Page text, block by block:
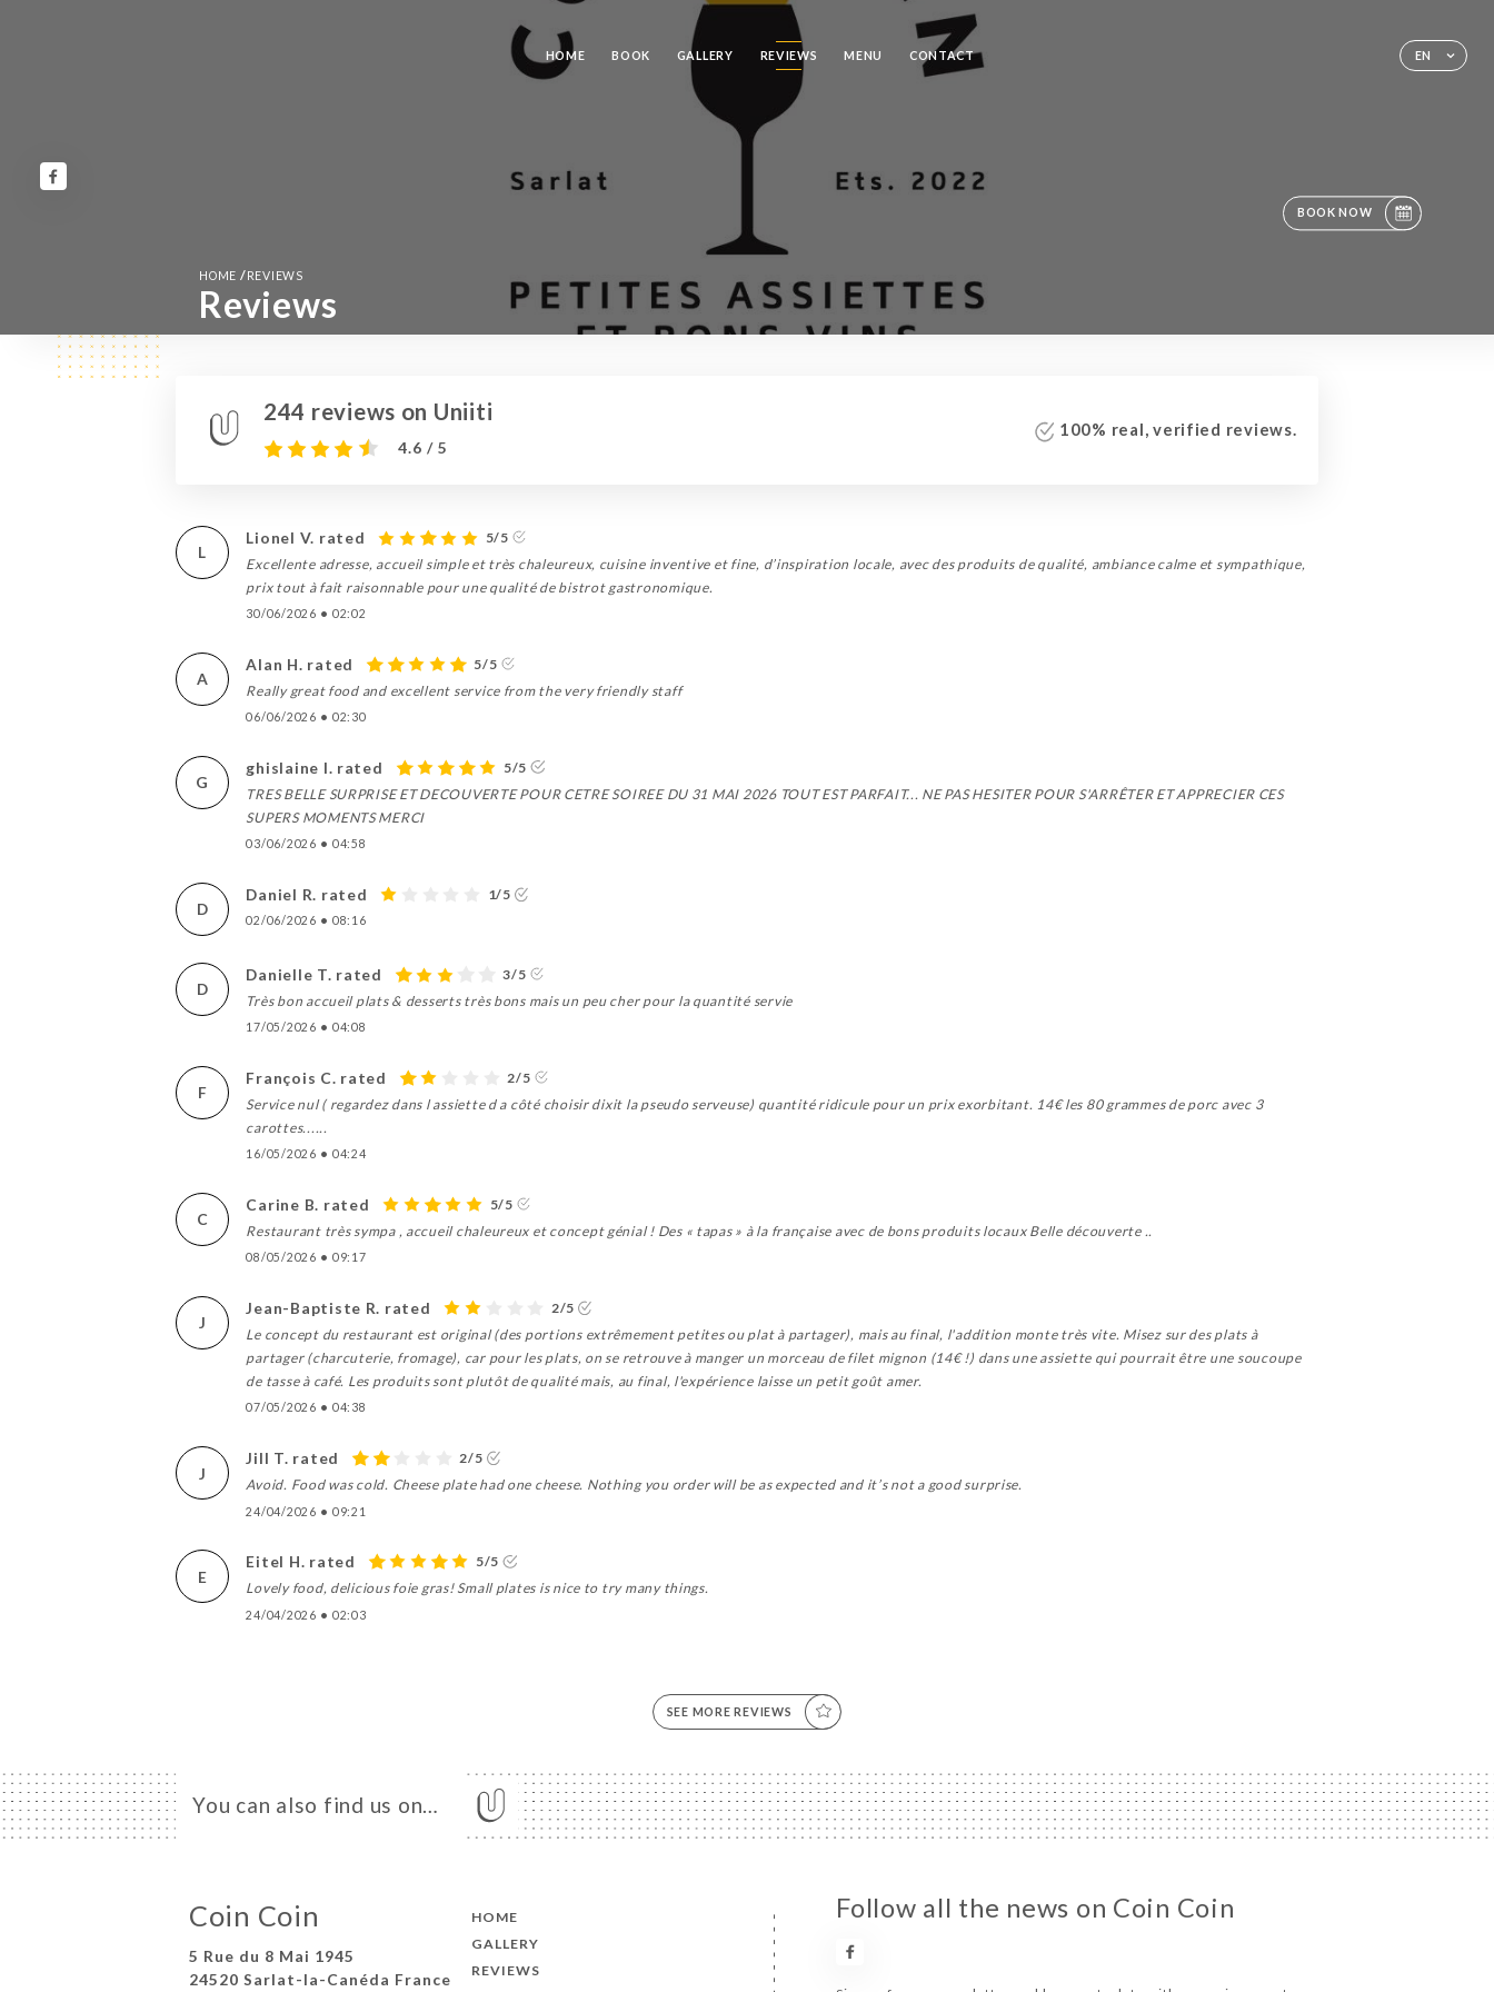
EN
HOME BOOK GALLERY REVIEWS MENU CONTACT
BOOK NOW
HOME / REVIEWS
Reviews
244 reviews on Uniiti
4.6 / 5
100% real, verified reviews.
L
Lionel V. rated
5/5
Excellente adresse, accueil simple et très chaleureux, cuisine inventive et fine, d’inspiration locale, avec des produits de qualité, ambiance calme et sympathique,
prix tout à fait raisonnable pour une qualité de bistrot gastronomique.
30/06/2026 • 02:02
A
Alan H. rated
5/5
Really great food and excellent service from the very friendly staff
06/06/2026 • 02:30
G
ghislaine l. rated
5/5
TRES BELLE SURPRISE ET DECOUVERTE POUR CETRE SOIREE DU 31 MAI 2026 TOUT EST PARFAIT... NE PAS HESITER POUR S'ARRÊTER ET APPRECIER CES
SUPERS MOMENTS MERCI
03/06/2026 • 04:58
D
Daniel R. rated 1/5
02/06/2026 • 08:16
D
Danielle T. rated
3/5
Très bon accueil plats & desserts très bons mais un peu cher pour la quantité servie
17/05/2026 • 04:08
F
François C. rated
2/5
Service nul ( regardez dans l assiette d a côté choisir dixit la pseudo serveuse) quantité ridicule pour un prix exorbitant. 14€ les 80 grammes de porc avec 3
carottes......
16/05/2026 • 04:24
C
Carine B. rated
5/5
Restaurant très sympa , accueil chaleureux et concept génial ! Des « tapas » à la française avec de bons produits locaux Belle découverte ..
08/05/2026 • 09:17
J
Jean-Baptiste R. rated
2/5
Le concept du restaurant est original (des portions extrêmement petites ou plat à partager), mais au final, l'addition monte très vite. Misez sur des plats à
partager (charcuterie, fromage), car pour les plats, on se retrouve à manger un morceau de filet mignon (14€ !) dans une assiette qui pourrait être une soucoupe
de tasse à café. Les produits sont plutôt de qualité mais, au final, l'expérience laisse un petit goût amer.
07/05/2026 • 04:38
J
Jill T. rated
2/5
Avoid. Food was cold. Cheese plate had one cheese. Nothing you order will be as expected and it’s not a good surprise.
24/04/2026 • 09:21
E
Eitel H. rated
5/5
Lovely food, delicious foie gras! Small plates is nice to try many things.
24/04/2026 • 02:03
SEE MORE REVIEWS
You can also find us on…
Coin Coin
5 Rue du 8 Mai 1945
24520 Sarlat-la-Canéda France
HOME
GALLERY
REVIEWS
Follow all the news on Coin Coin